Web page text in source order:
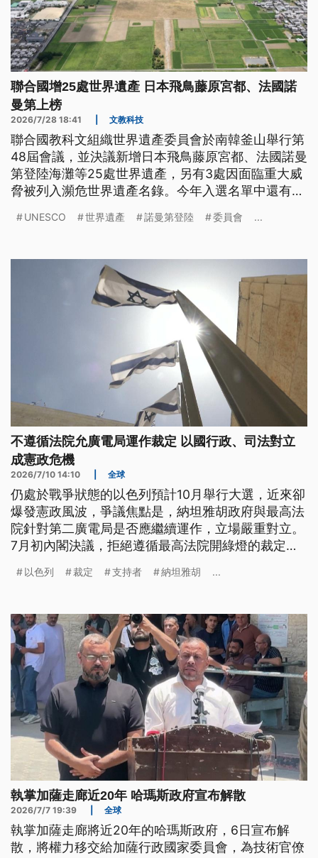
聯合國增25處世界遺產 日本飛鳥藤原宮都、法國諾
曼第上榜
2026/7/28 18:41 文教科技
聯合國教科文組織世界遺產委員會於南韓釜山舉行第
48屆會議，並決議新增日本飛鳥藤原宮都、法國諾曼
第登陸海灘等25處世界遺產，另有3處因面臨重大威
脅被列入瀕危世界遺產名錄。今年入選名單中還有哪
UNESCO 世界遺產 諾曼第登陸 委員會 ...
不遵循法院允廣電局運作裁定 以國行政、司法對立
成憲政危機
2026/7/10 14:10 全球
仍處於戰爭狀態的以色列預計10月舉行大選，近來卻
爆發憲政風波，爭議焦點是，納坦雅胡政府與最高法
院針對第二廣電局是否應繼續運作，立場嚴重對立。
7月初內閣決議，拒絕遵循最高法院開綠燈的裁定，
重要攻防議題。
以色列 裁定 支持者 納坦雅胡 ...
執掌加薩走廊近20年 哈瑪斯政府宣布解散
2026/7/7 19:39 全球
執掌加薩走廊將近20年的哈瑪斯政府，6日宣布解
散，將權力移交給加薩行政國家委員會，為技術官僚